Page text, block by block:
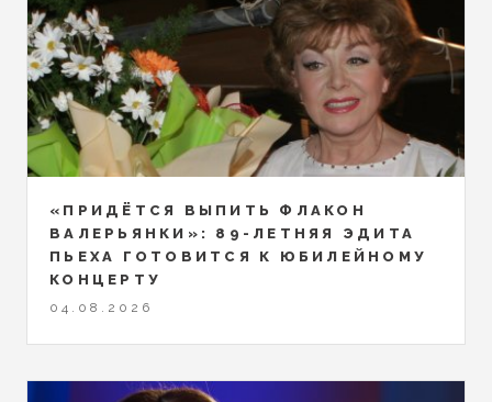
«ПРИДЁТСЯ ВЫПИТЬ ФЛАКОН
ВАЛЕРЬЯНКИ»: 89-ЛЕТНЯЯ ЭДИТА
ПЬЕХА ГОТОВИТСЯ К ЮБИЛЕЙНОМУ
КОНЦЕРТУ
04.08.2026